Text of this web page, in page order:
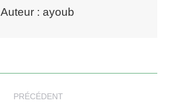
Auteur : ayoub
PRÉCÉDENT